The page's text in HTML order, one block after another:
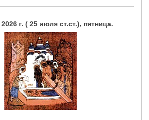
2026 г. ( 25 июля ст.ст.), пятница.